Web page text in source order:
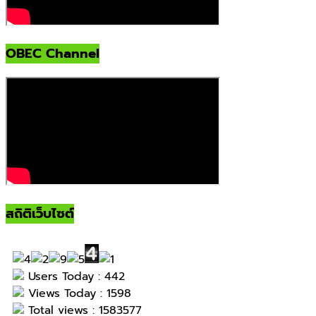
OBEC Channel
สถิติเว็บไซต์
Users Today : 442
Views Today : 1598
Total views : 1583577